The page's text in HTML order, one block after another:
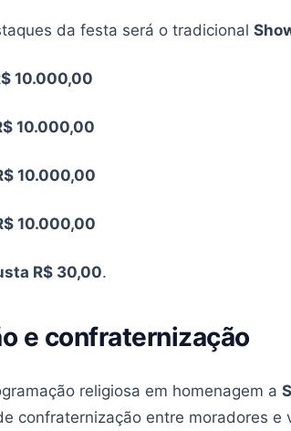
da festa será o tradicional
10.000,00
10.000,00
10.000,00
10.000,00
R$ 30,00.
e confraternização
religiosa em homenagem a
confraternização entre moradores